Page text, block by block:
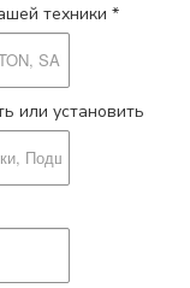
техники *
или установить